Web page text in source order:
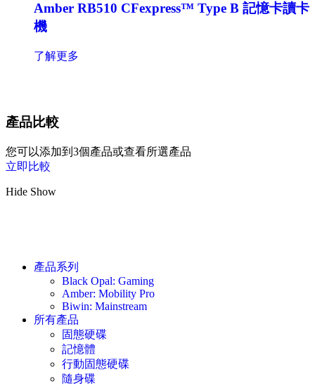
Amber RB510 CFexpress™ Type B 記憶卡讀卡
機
了解更多
產品比較
您可以添加到3個產品或查看所選產品
立即比較
Hide Show
產品系列
Black Opal: Gaming
Amber: Mobility Pro
Biwin: Mainstream
所有產品
固態硬碟
記憶體
行動固態硬碟
隨身碟